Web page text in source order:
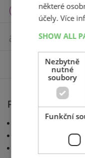
Celoroční
Příslušenství
Pro motoristy
Katalog pneumatik
některé
účely.Více
SHOW ALL
Nezbytně
nutné
soubory
Funkční